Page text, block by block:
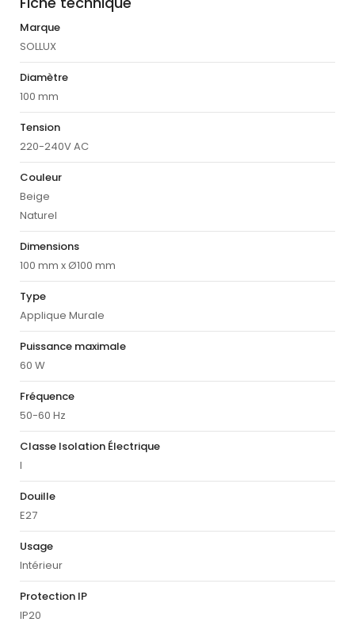
Marque
SOLLUX
Diamètre
100 mm
Tension
220-240V AC
Couleur
Beige
Naturel
Dimensions
100 mm x Ø100 mm
Type
Applique Murale
Puissance maximale
60 W
Fréquence
50-60 Hz
Classe Isolation Électrique
I
Douille
E27
Usage
Intérieur
Protection IP
IP20